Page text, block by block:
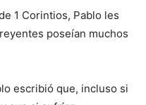
1 Corintios, Pablo les
poseían muchos
escribió que, incluso si